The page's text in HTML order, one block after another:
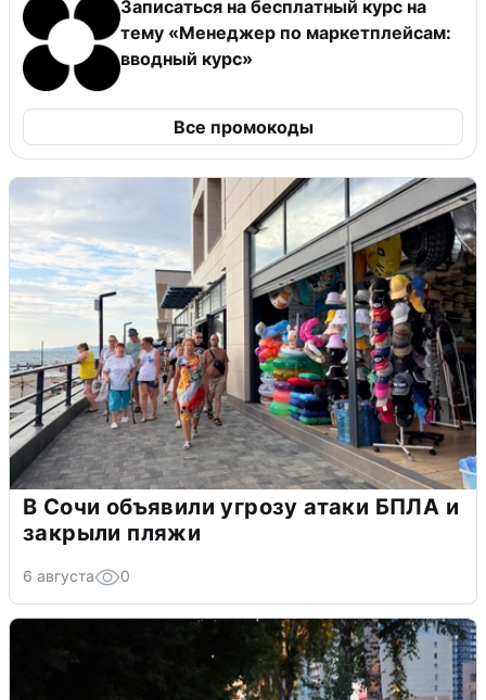
Записаться на бесплатный курс на
тему «Менеджер по маркетплейсам:
вводный курс»
Все промокоды
В Сочи объявили угрозу атаки БПЛА и
закрыли пляжи
6 августа 0